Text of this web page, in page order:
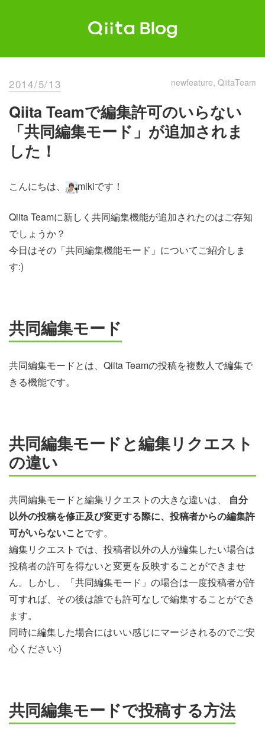
2014/5/13 newfeature QiitaTeam
Qiita Teamで編集許可のいらない
「共同編集モード」が追加されま
した！
こんにちは、 mikiです！
Qiita Teamに新しく共同編集機能が追加されたのはご存知
でしょうか？
今日はその「共同編集機能モード」についてご紹介しま
す:)
共同編集モード
共同編集モードとは、Qiita Teamの投稿を複数人で編集で
きる機能です。
共同編集モードと編集リクエスト
の違い
共同編集モードと編集リクエストの大きな違いは、 自分
以外の投稿を修正及び変更する際に、投稿者からの編集許
可がいらないことです。
編集リクエストでは、投稿者以外の人が編集したい場合は
投稿者の許可を得ないと変更を反映することができませ
ん。しかし、「共同編集モード」の場合は一度投稿者が許
可すれば、その後は誰でも許可なしで編集することができ
ます。
同時に編集した場合にはいい感じにマージされるのでご安
心ください:)
共同編集モードで投稿する方法